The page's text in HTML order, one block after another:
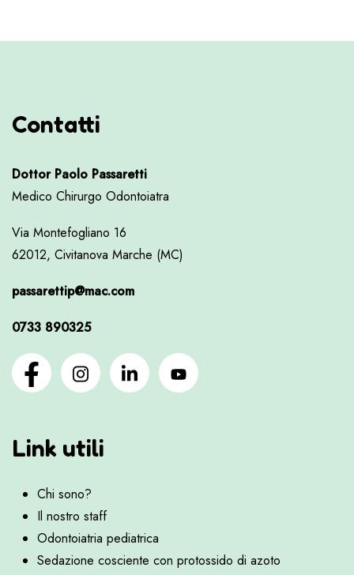
Contatti
Dottor Paolo Passaretti
Medico Chirurgo Odontoiatra
Via Montefogliano 16
62012, Civitanova Marche (MC)
passarettip@mac.com
0733 890325
Link utili
Chi sono?
Il nostro staff
Odontoiatria pediatrica
Sedazione cosciente con protossido di azoto